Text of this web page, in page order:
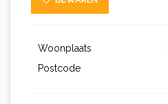
Woonplaats
Postcode